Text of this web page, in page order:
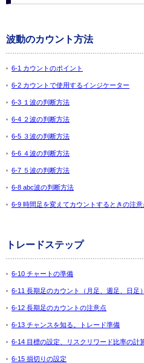
波動のカウント方法
6-1 カウントのポイント
6-2 カウントで使用するインジケーター
6-3 １波の判断方法
6-4 ２波の判断方法
6-5 ３波の判断方法
6-6 ４波の判断方法
6-7 ５波の判断方法
6-8 abc波の判断方法
6-9 時間足を変えてカウントするときの注意
トレードステップ
6-10 チャートの準備
6-11 長期足のカウント（月足、週足、日足）
6-12 長期足のカウントの注意点
6-13 チャンスを知る。トレード準備
6-14 目標の設定、リスクリワード比率の計
6-15 損切りの設定